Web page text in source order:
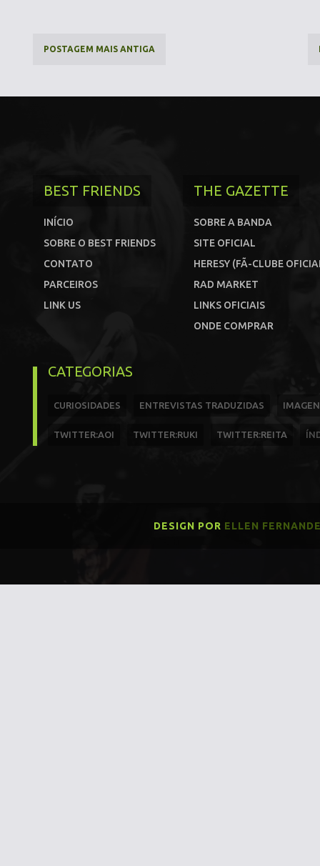
POSTAGEM MAIS ANTIGA
BEST FRIENDS
INÍCIO
SOBRE O BEST FRIENDS
CONTATO
PARCEIROS
LINK US
THE GAZETTE
SOBRE A BANDA
SITE OFICIAL
HERESY (FÃ-CLUBE
RAD MARKET
LINKS OFICIAIS
ONDE COMPRAR
CATEGORIAS
CURIOSIDADES ENTREVISTAS TRADUZIDAS
TWITTER:AOI TWITTER:RUKI TWITTER:REITA
DESIGN POR ELLEN